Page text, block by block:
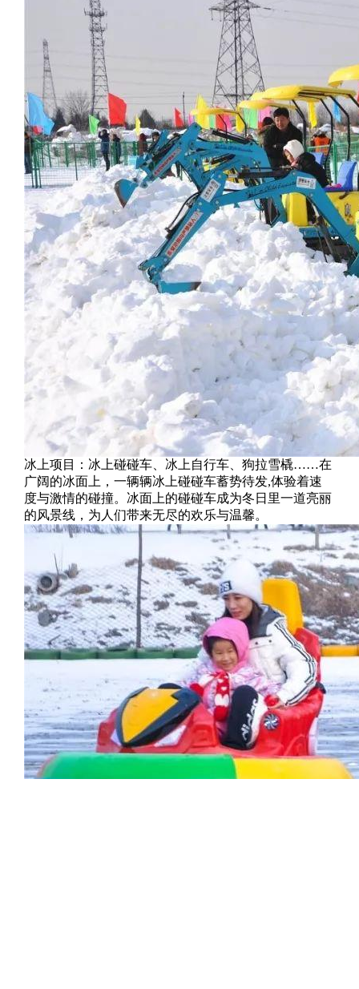
冰上项目：冰上碰碰车、冰上自行车、狗拉雪橇……在
广阔的冰面上，一辆辆冰上碰碰车蓄势待发,体验着速
度与激情的碰撞。冰面上的碰碰车成为冬日里一道亮丽
的风景线，为人们带来无尽的欢乐与温馨。